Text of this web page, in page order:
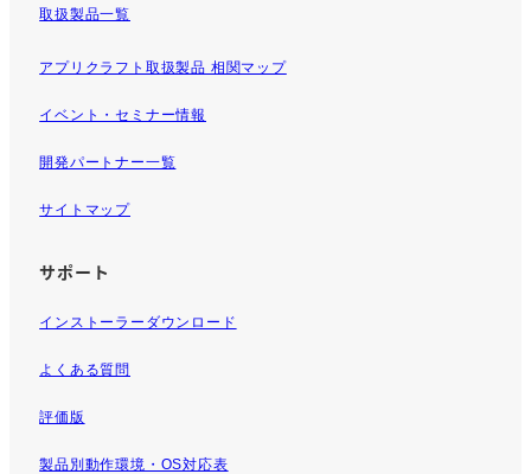
取扱製品一覧
アプリクラフト取扱製品 相関マップ
イベント・セミナー情報
開発パートナー一覧
サイトマップ
サポート
インストーラーダウンロード
よくある質問
評価版
製品別動作環境・OS対応表